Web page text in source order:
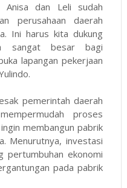
Anisa dan Leli sudah
perusahaan daerah
Ini harus kita dukung
sangat besar bagi
lapangan pekerjaan
pemerintah daerah
proses
membangun pabrik
Menurutnya, investasi
pertumbuhan ekonomi
pada pabrik